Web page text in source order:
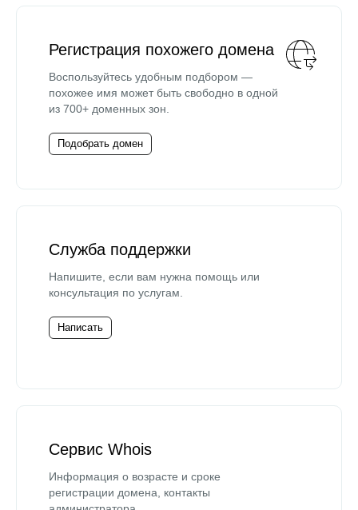
Регистрация похожего домена
Воспользуйтесь удобным подбором —
похожее имя может быть свободно в одной
из 700+ доменных зон.
Подобрать домен
Служба поддержки
Напишите, если вам нужна помощь или
консультация по услугам.
Написать
Сервис Whois
Информация о возрасте и сроке
регистрации домена, контакты